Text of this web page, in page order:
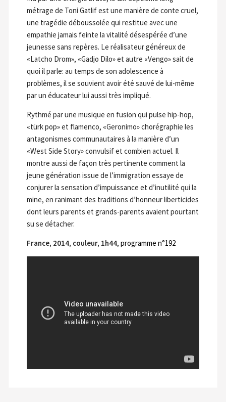
métrage de Toni Gatlif est une manière de conte cruel,
une tragédie déboussolée qui restitue avec une
empathie jamais feinte la vitalité désespérée d’une
jeunesse sans repères. Le réalisateur généreux de
«Latcho Drom», «Gadjo Dilo» et autre «Vengo» sait de
quoi il parle: au temps de son adolescence à
problèmes, il se souvient avoir été sauvé de lui-même
par un éducateur lui aussi très impliqué.
Rythmé par une musique en fusion qui pulse hip-hop,
«türk pop» et flamenco, «Geronimo» chorégraphie les
antagonismes communautaires à la manière d’un
«West Side Story» convulsif et combien actuel. Il
montre aussi de façon très pertinente comment la
jeune génération issue de l’immigration essaye de
conjurer la sensation d’impuissance et d’inutilité qui la
mine, en ranimant des traditions d’honneur liberticides
dont leurs parents et grands-parents avaient pourtant
su se détacher.
France, 2014, couleur, 1h44, programme n°192